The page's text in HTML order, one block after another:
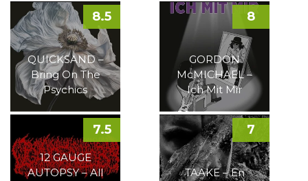
QUICKSAND –
Bring On The
Psychics
8.5
GORDON
McMICHAEL –
Ich Mit Mir
8
12 GAUGE
AUTOPSY – All
7.5
TAAKE – En
7